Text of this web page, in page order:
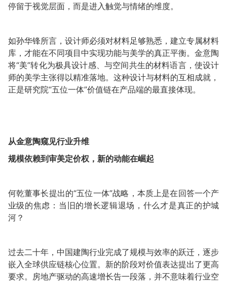
停留于视觉层面，而是进入触觉与情绪的维度。
如孙华锋所言，设计师必须对材料足够熟悉，建立专属材料
库，才能在不同项目中实现功能与美学的真正平衡。金意陶
将“美”转化为极具设计感、与空间共生的材料语言，使设计
师的美学主张得以精准落地。这种设计与材料的互相成就，
正是研究院“五位一体”价值链在产品端的最直接体现。
从金意陶窥见行业升维
规模依赖到审美定价权，新的动能在崛起
何乾董事长提出的“五位一体”战略，本质上是在回答一个产
业级的焦虑：当旧的增长逻辑退场，什么才是真正的护城
河？
过去二十年，中国建陶行业完成了规模与效率的跃迁，逐步
嵌入全球供应链核心位置。新的阶段对价值表达提出了更高
要求。房地产驱动的高速增长告一段落，并不意味着行业空